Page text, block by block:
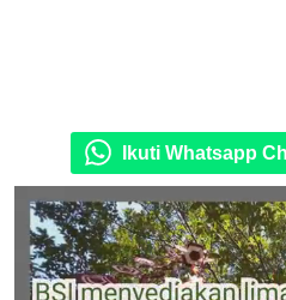
Ikuti Whatsapp